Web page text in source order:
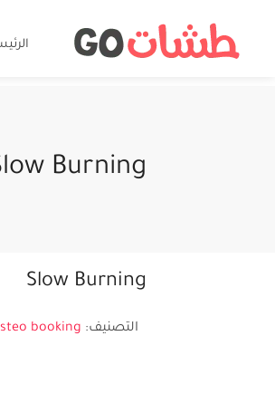
Burning
Slow Burning
التصنيف: booking